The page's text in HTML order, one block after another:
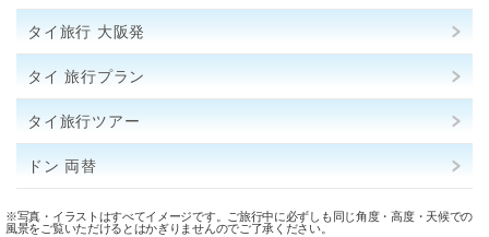
タイ旅行 大阪発
タイ 旅行プラン
タイ旅行ツアー
ドン 両替
※写真・イラストはすべてイメージです。ご旅行中に必ずしも同じ角度・高度・天候での
風景をご覧いただけるとはかぎりませんのでご了承ください。